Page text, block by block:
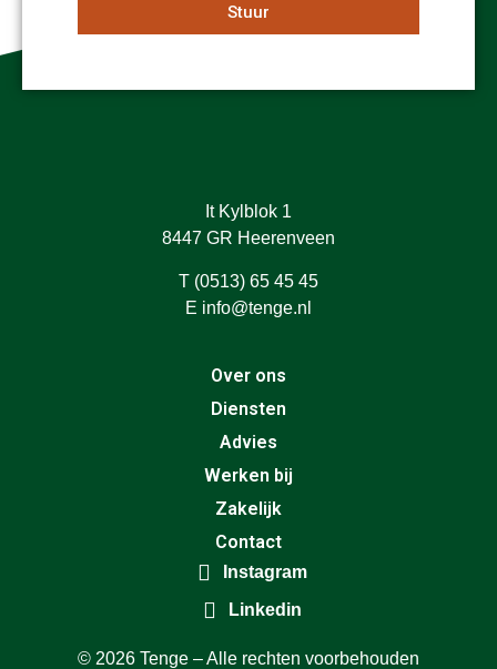
Stuur
It Kylblok 1
8447 GR Heerenveen
T (0513) 65 45 45
E info@tenge.nl
Over ons
Diensten
Advies
Werken bij
Zakelijk
Contact
Instagram
Linkedin
© 2026 Tenge – Alle rechten voorbehouden